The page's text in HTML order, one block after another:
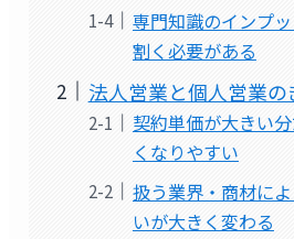
専門知識のインプ
割く必要がある
法人営業と個人営業の
契約単価が大きい
くなりやすい
扱う業界・商材に
いが大きく変わる